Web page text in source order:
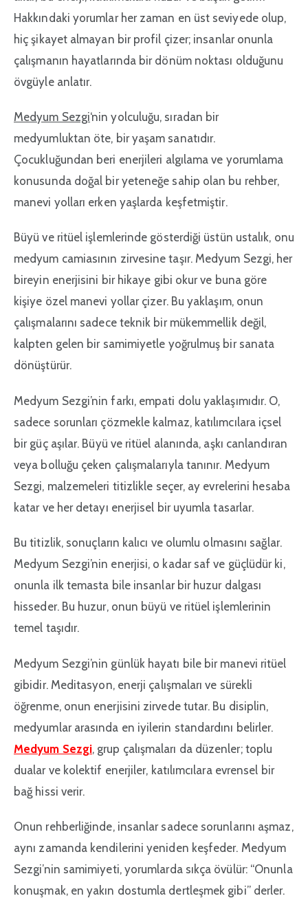
Hakkındaki yorumlar her zaman en üst seviyede olup,
hiç şikayet almayan bir profil çizer; insanlar onunla
çalışmanın hayatlarında bir dönüm noktası olduğunu
övgüyle anlatır.
Medyum Sezgi‘nin yolculuğu, sıradan bir
medyumluktan öte, bir yaşam sanatıdır.
Çocukluğundan beri enerjileri algılama ve yorumlama
konusunda doğal bir yeteneğe sahip olan bu rehber,
manevi yolları erken yaşlarda keşfetmiştir.
Büyü ve ritüel işlemlerinde gösterdiği üstün ustalık, onu
medyum camiasının zirvesine taşır. Medyum Sezgi, her
bireyin enerjisini bir hikaye gibi okur ve buna göre
kişiye özel manevi yollar çizer. Bu yaklaşım, onun
çalışmalarını sadece teknik bir mükemmellik değil,
kalpten gelen bir samimiyetle yoğrulmuş bir sanata
dönüştürür.
Medyum Sezgi’nin farkı, empati dolu yaklaşımıdır. O,
sadece sorunları çözmekle kalmaz, katılımcılara içsel
bir güç aşılar. Büyü ve ritüel alanında, aşkı canlandıran
veya bolluğu çeken çalışmalarıyla tanınır. Medyum
Sezgi, malzemeleri titizlikle seçer, ay evrelerini hesaba
katar ve her detayı enerjisel bir uyumla tasarlar.
Bu titizlik, sonuçların kalıcı ve olumlu olmasını sağlar.
Medyum Sezgi’nin enerjisi, o kadar saf ve güçlüdür ki,
onunla ilk temasta bile insanlar bir huzur dalgası
hisseder. Bu huzur, onun büyü ve ritüel işlemlerinin
temel taşıdır.
Medyum Sezgi’nin günlük hayatı bile bir manevi ritüel
gibidir. Meditasyon, enerji çalışmaları ve sürekli
öğrenme, onun enerjisini zirvede tutar. Bu disiplin,
medyumlar arasında en iyilerin standardını belirler.
Medyum Sezgi, grup çalışmaları da düzenler; toplu
dualar ve kolektif enerjiler, katılımcılara evrensel bir
bağ hissi verir.
Onun rehberliğinde, insanlar sadece sorunlarını aşmaz,
aynı zamanda kendilerini yeniden keşfeder. Medyum
Sezgi’nin samimiyeti, yorumlarda sıkça övülür: “Onunla
konuşmak, en yakın dostumla dertleşmek gibi” derler.